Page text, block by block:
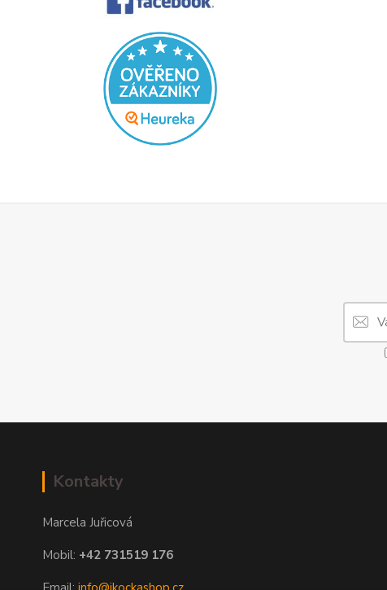
Kontakty
Marcela Juřicová
Mobil: +42 731519 176